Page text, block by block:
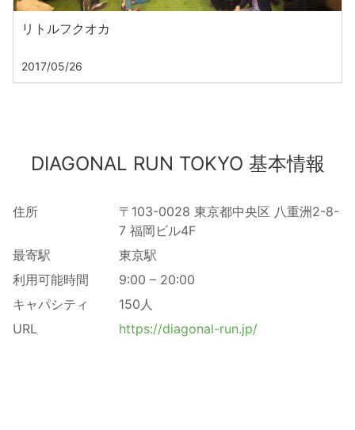
リトルフクオカ
2017/05/26
DIAGONAL RUN TOKYO 基本情報
住所
〒103-0028 東京都中央区 八重洲2-8-
7 福岡ビル4F
最寄駅
東京駅
利用可能時間
9:00 – 20:00
キャパシティ
150人
URL
https://diagonal-run.jp/